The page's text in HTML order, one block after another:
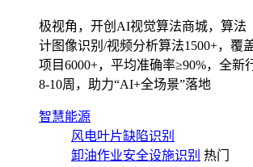
极视角，开创AI视觉算法商城，算法
计图像识别/视频分析算法1500+，覆
项目6000+，平均准确率≥90%，全新
8-10周，助力“AI+全场景”落地
智慧能源
风电叶片缺陷识别
卸油作业安全设施识别 热门